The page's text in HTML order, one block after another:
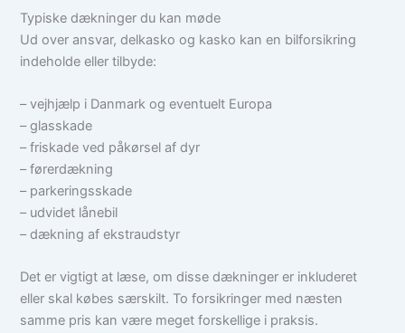
Typiske dækninger du kan møde
Ud over ansvar, delkasko og kasko kan en bilforsikring
indeholde eller tilbyde:
– vejhjælp i Danmark og eventuelt Europa
– glasskade
– friskade ved påkørsel af dyr
– førerdækning
– parkeringsskade
– udvidet lånebil
– dækning af ekstraudstyr
Det er vigtigt at læse, om disse dækninger er inkluderet
eller skal købes særskilt. To forsikringer med næsten
samme pris kan være meget forskellige i praksis.